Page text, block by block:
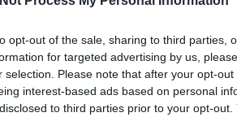
opt-out of the sale, sharing to third parties,
for targeted advertising by us,
selection. Please note that after your opt-
interest-based ads based on personal
to third parties prior to your opt-
, ahol az eddigieknél jóval több